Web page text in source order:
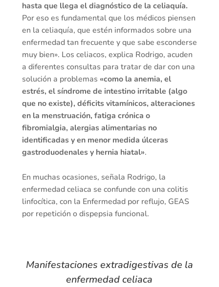
hasta que llega el diagnóstico de la celiaquía.
Por eso es fundamental que los médicos piensen
en la celiaquía, que estén informados sobre una
enfermedad tan frecuente y que sabe esconderse
muy bien». Los celiacos, explica Rodrigo, acuden
a diferentes consultas para tratar de dar con una
solución a problemas «como la anemia, el
estrés, el síndrome de intestino irritable (algo
que no existe), déficits vitamínicos, alteraciones
en la menstruación, fatiga crónica o
fibromialgia, alergias alimentarias no
identificadas y en menor medida úlceras
gastroduodenales y hernia hiatal».
En muchas ocasiones, señala Rodrigo, la
enfermedad celiaca se confunde con una colitis
linfocítica, con la Enfermedad por reflujo, GEAS
por repetición o dispepsia funcional.
Manifestaciones extradigestivas de la
enfermedad celiaca